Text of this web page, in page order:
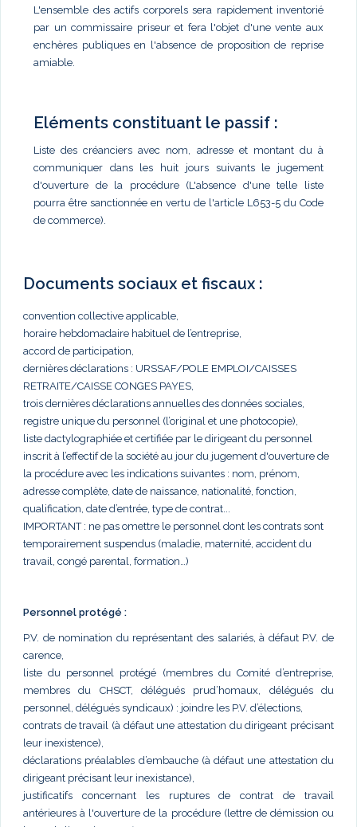
L'ensemble des actifs corporels sera rapidement inventorié
par un commissaire priseur et fera l'objet d'une vente aux
enchères publiques en l'absence de proposition de reprise
amiable.
Eléments constituant le passif :
Liste des créanciers avec nom, adresse et montant du à
communiquer dans les huit jours suivants le jugement
d'ouverture de la procédure (L'absence d'une telle liste
pourra être sanctionnée en vertu de l'article L653-5 du Code
de commerce).
Documents sociaux et fiscaux :
convention collective applicable,
horaire hebdomadaire habituel de l’entreprise,
accord de participation,
dernières déclarations : URSSAF/POLE EMPLOI/CAISSES
RETRAITE/CAISSE CONGES PAYES,
trois dernières déclarations annuelles des données sociales,
registre unique du personnel (l’original et une photocopie),
liste dactylographiée et certifiée par le dirigeant du personnel
inscrit à l’effectif de la société au jour du jugement d'ouverture de
la procédure avec les indications suivantes : nom, prénom,
adresse complète, date de naissance, nationalité, fonction,
qualification, date d’entrée, type de contrat...
IMPORTANT : ne pas omettre le personnel dont les contrats sont
temporairement suspendus (maladie, maternité, accident du
travail, congé parental, formation…)
Personnel protégé :
P.V. de nomination du représentant des salariés, à défaut P.V. de
carence,
liste du personnel protégé (membres du Comité d’entreprise,
membres du CHSCT, délégués prud’homaux, délégués du
personnel, délégués syndicaux) : joindre les P.V. d’élections,
contrats de travail (à défaut une attestation du dirigeant précisant
leur inexistence),
déclarations préalables d’embauche (à défaut une attestation du
dirigeant précisant leur inexistance),
justificatifs concernant les ruptures de contrat de travail
antérieures à l'ouverture de la procédure (lettre de démission ou